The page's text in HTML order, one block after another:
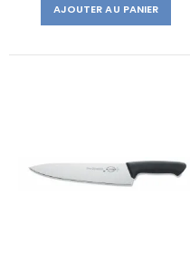
AJOUTER AU PANIER